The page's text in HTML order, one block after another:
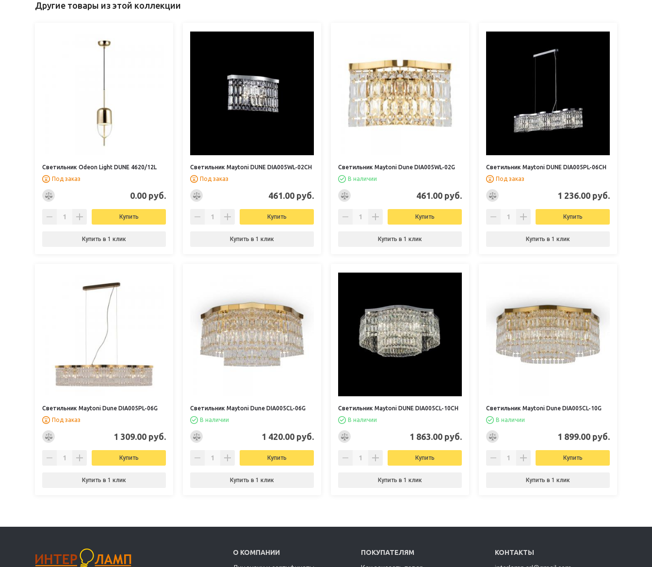
Другие товары из этой коллекции
Светильник Odeon Light DUNE 4620/12L
Под заказ
0.00 руб.
Купить
Купить в 1 клик
Светильник Maytoni DUNE DIA005WL-02CH
Под заказ
461.00 руб.
Купить
Купить в 1 клик
Светильник Maytoni Dune DIA005WL-02G
В наличии
461.00 руб.
Купить
Купить в 1 клик
Светильник Maytoni DUNE DIA005PL-06CH
Под заказ
1 236.00 руб.
Купить
Купить в 1 клик
Светильник Maytoni Dune DIA005PL-06G
Под заказ
1 309.00 руб.
Купить
Купить в 1 клик
Светильник Maytoni Dune DIA005CL-06G
В наличии
1 420.00 руб.
Купить
Купить в 1 клик
Светильник Maytoni DUNE DIA005CL-10CH
В наличии
1 863.00 руб.
Купить
Купить в 1 клик
Светильник Maytoni Dune DIA005CL-10G
В наличии
1 899.00 руб.
Купить
Купить в 1 клик
О КОМПАНИИ
ПОКУПАТЕЛЯМ
КОНТАКТЫ